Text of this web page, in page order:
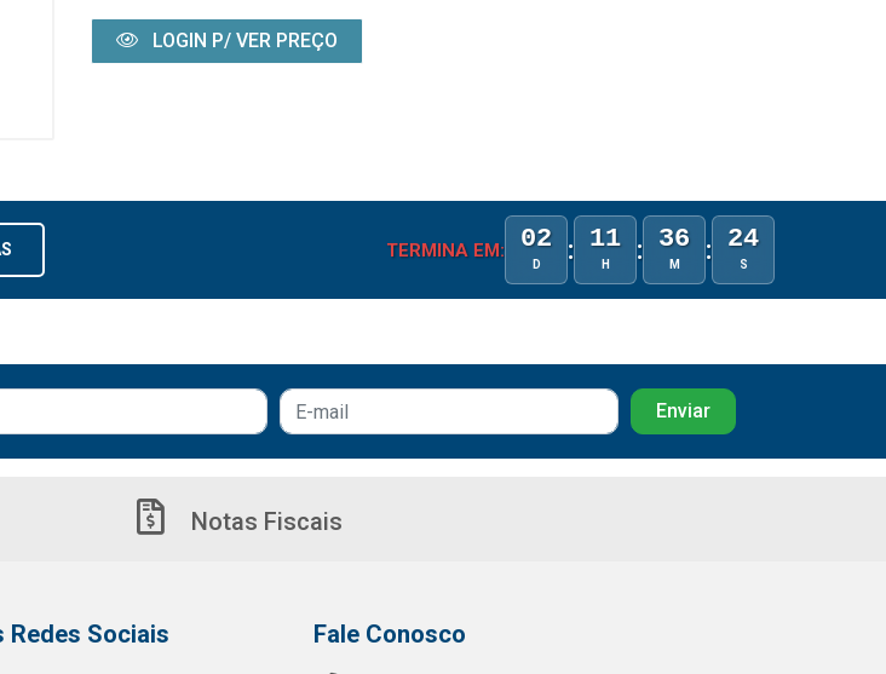
LOGIN P/ VER PREÇO
TERMINA EM: 02
D : 11
H : 36
M : 24
S
Notas Fiscais
Redes Sociais Fale Conosco